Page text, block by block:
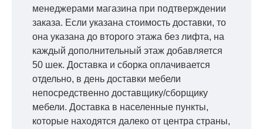
менеджерами магазина при подтверждении
заказа. Если указана стоимость доставки, то
она указана до второго этажа без лифта, на
каждый дополнительный этаж добавляется
50 шек. Доставка и сборка оплачивается
отдельно, в день доставки мебели
непосредственно доставщику/сборщику
мебели. Доставка в населенные пункты,
которые находятся далеко от центра страны,